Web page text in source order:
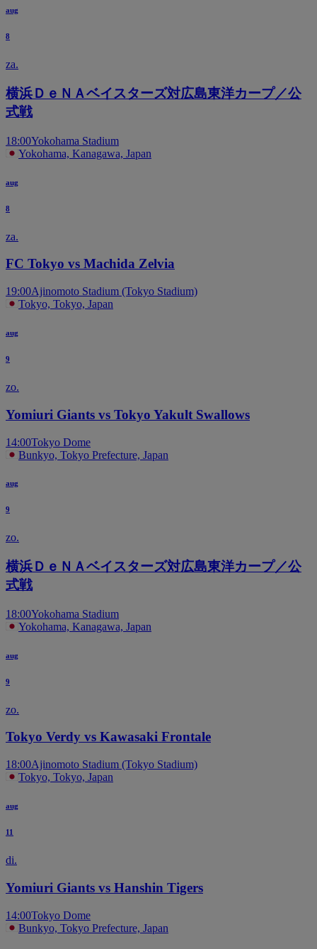
aug
8
za.
横浜ＤｅＮＡベイスターズ対広島東洋カープ／公
式戦
18:00Yokohama Stadium
Yokohama, Kanagawa, Japan
aug
8
za.
FC Tokyo vs Machida Zelvia
19:00Ajinomoto Stadium (Tokyo Stadium)
Tokyo, Tokyo, Japan
aug
9
zo.
Yomiuri Giants vs Tokyo Yakult Swallows
14:00Tokyo Dome
Bunkyo, Tokyo Prefecture, Japan
aug
9
zo.
横浜ＤｅＮＡベイスターズ対広島東洋カープ／公
式戦
18:00Yokohama Stadium
Yokohama, Kanagawa, Japan
aug
9
zo.
Tokyo Verdy vs Kawasaki Frontale
18:00Ajinomoto Stadium (Tokyo Stadium)
Tokyo, Tokyo, Japan
aug
11
di.
Yomiuri Giants vs Hanshin Tigers
14:00Tokyo Dome
Bunkyo, Tokyo Prefecture, Japan